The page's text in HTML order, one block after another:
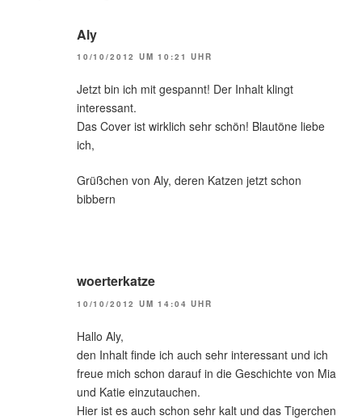
Aly
10/10/2012 UM 10:21 UHR
Jetzt bin ich mit gespannt! Der Inhalt klingt
interessant.
Das Cover ist wirklich sehr schön! Blautöne liebe
ich,
Grüßchen von Aly, deren Katzen jetzt schon
bibbern
woerterkatze
10/10/2012 UM 14:04 UHR
Hallo Aly,
den Inhalt finde ich auch sehr interessant und ich
freue mich schon darauf in die Geschichte von Mia
und Katie einzutauchen.
Hier ist es auch schon sehr kalt und das Tigerchen